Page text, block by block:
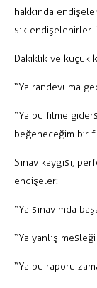
hakkında
sık endişelenirler.
Dakiklik ve küçük
“Ya randevuma
“Ya bu filme
beğeneceğim bir
Sınav kaygısı,
endişeler:
“Ya sınavımda
“Ya yanlış
“Ya bu raporu